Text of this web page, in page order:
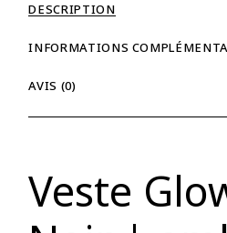
DESCRIPTION
INFORMATIONS
AVIS (0)
Veste